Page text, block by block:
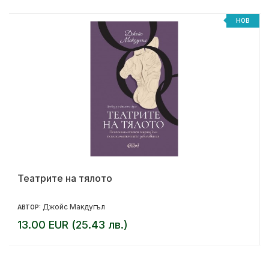
НОВ
Театрите на тялото
АВТОР: Джойс Макдугъл
13.00 EUR (25.43 лв.)